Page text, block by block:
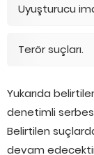
Uyuşturucu
Terör suçları.
Yukarıda
denetimli
Belirtilen
devam